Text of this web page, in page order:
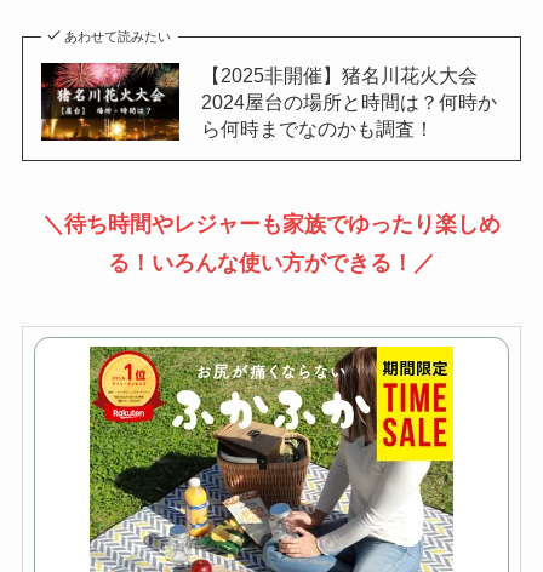
あわせて読みたい
【2025非開催】猪名川花火大会
2024屋台の場所と時間は？何時か
ら何時までなのかも調査！
＼待ち時間やレジャーも家族でゆったり楽しめ
る！いろんな使い方ができる！／